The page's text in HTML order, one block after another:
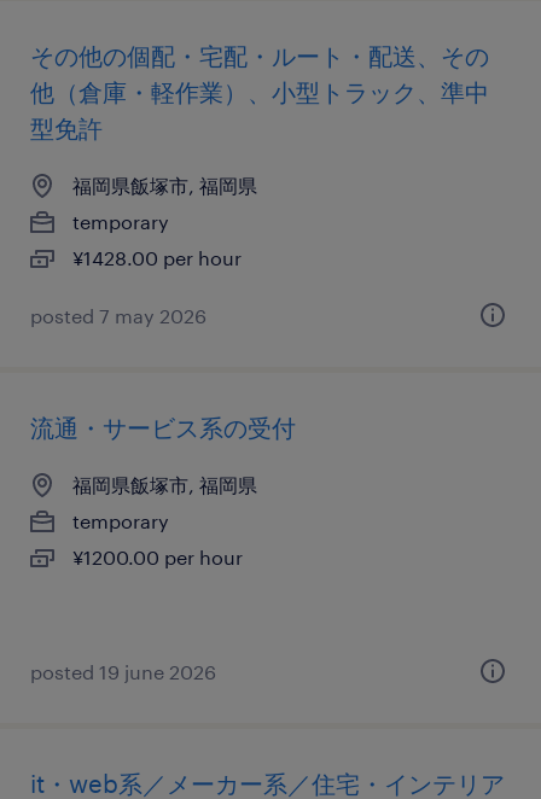
その他の個配・宅配・ルート・配送、その
他（倉庫・軽作業）、小型トラック、準中
型免許
福岡県飯塚市, 福岡県
temporary
¥1428.00 per hour
posted 7 may 2026
流通・サービス系の受付
福岡県飯塚市, 福岡県
temporary
¥1200.00 per hour
posted 19 june 2026
it・web系／メーカー系／住宅・インテリア